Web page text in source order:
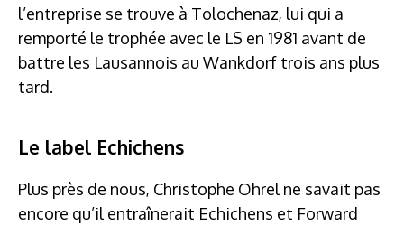
l’entreprise se trouve à Tolochenaz, lui qui a
remporté le trophée avec le LS en 1981 avant de
battre les Lausannois au Wankdorf trois ans plus
tard.
Le label Echichens
Plus près de nous, Christophe Ohrel ne savait pas
encore qu’il entraînerait Echichens et Forward